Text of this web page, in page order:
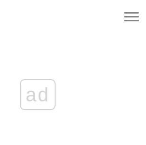
ad